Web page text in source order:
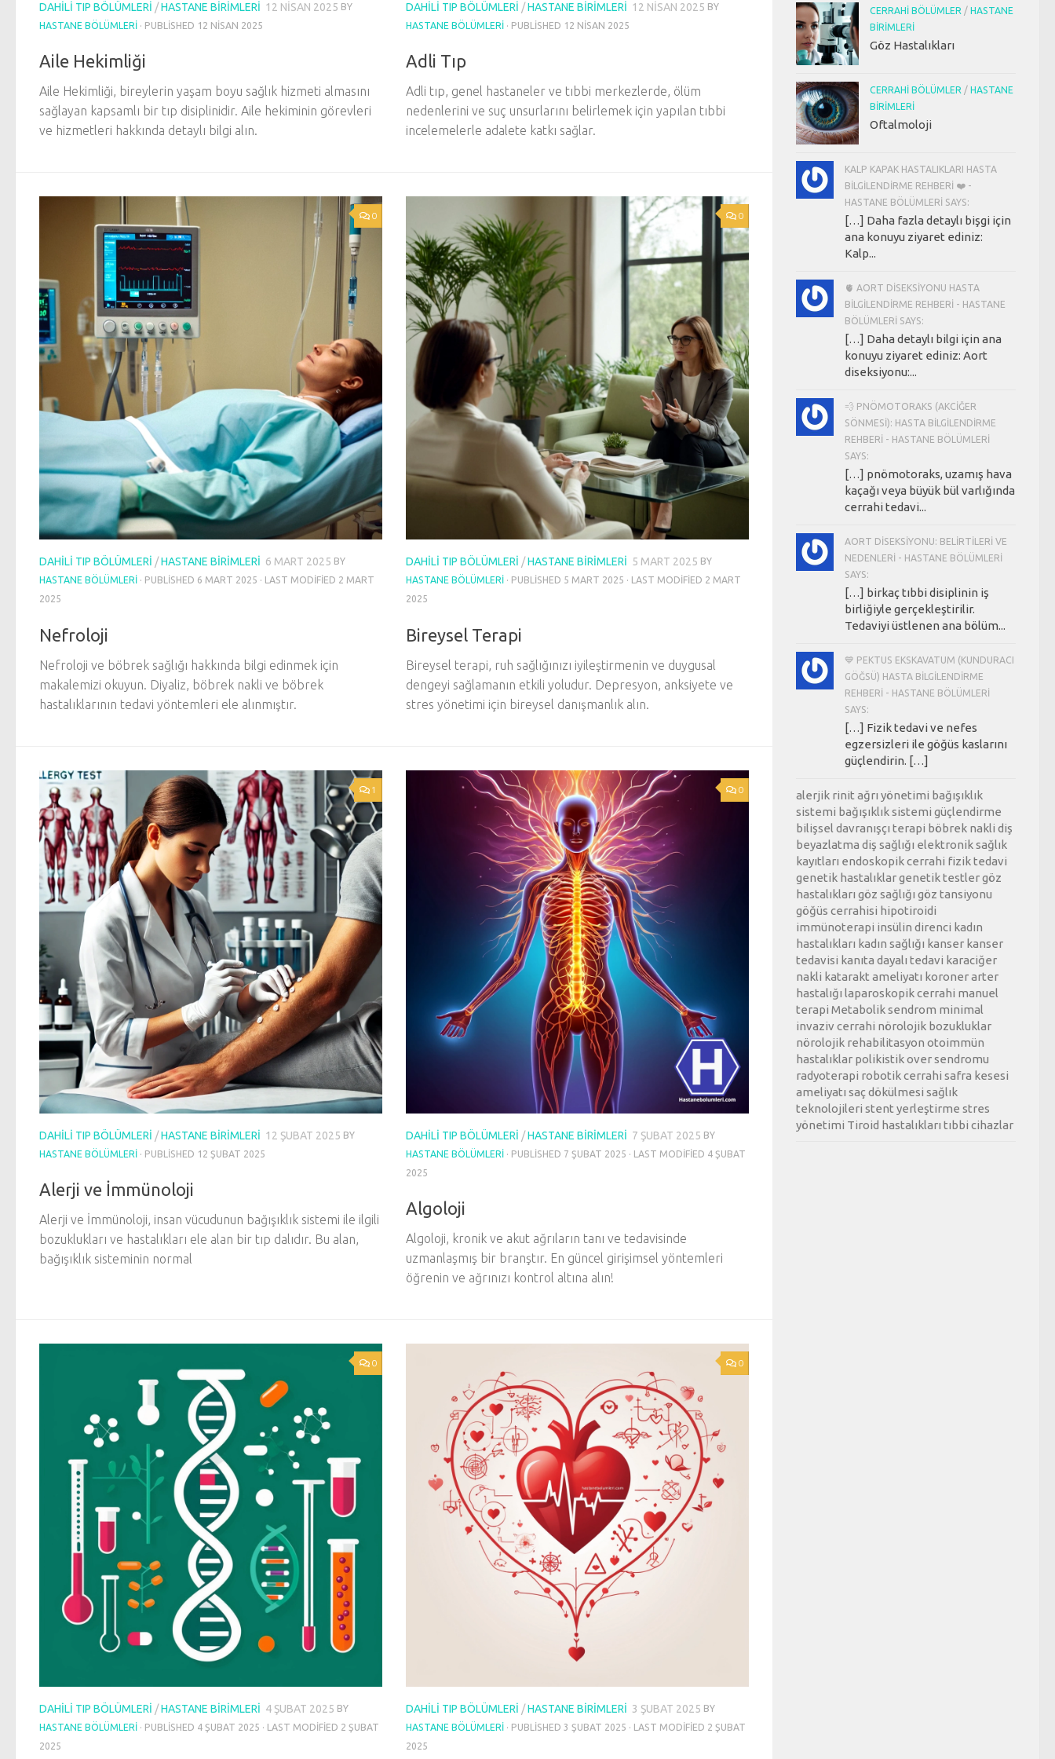
DAHILI TIP BÖLÜMLERI /HASTANE BIRIMLERI 12 NISAN 2025 BY
HASTANE BÖLÜMLERI · PUBLISHED 12 NISAN 2025
Aile Hekimliği
Aile Hekimliği, bireylerin yaşam boyu sağlık hizmeti almasını
sağlayan kapsamlı bir tıp disiplinidir. Aile hekiminin görevleri
ve hizmetleri hakkında detaylı bilgi alın.
DAHILI TIP BÖLÜMLERI /HASTANE BIRIMLERI 12 NISAN 2025 BY
HASTANE BÖLÜMLERI · PUBLISHED 12 NISAN 2025
Adli Tıp
Adli tıp, genel hastaneler ve tıbbi merkezlerde, ölüm
nedenlerini ve suç unsurlarını belirlemek için yapılan tıbbi
incelemelerle adalete katkı sağlar.
0
DAHILI TIP BÖLÜMLERI /HASTANE BIRIMLERI 6 MART 2025 BY
HASTANE BÖLÜMLERI · PUBLISHED 6 MART 2025 · LAST MODIFIED 2 MART
2025
Nefroloji
Nefroloji ve böbrek sağlığı hakkında bilgi edinmek için
makalemizi okuyun. Diyaliz, böbrek nakli ve böbrek
hastalıklarının tedavi yöntemleri ele alınmıştır.
0
DAHILI TIP BÖLÜMLERI /HASTANE BIRIMLERI 5 MART 2025 BY
HASTANE BÖLÜMLERI · PUBLISHED 5 MART 2025 · LAST MODIFIED 2 MART
2025
Bireysel Terapi
Bireysel terapi, ruh sağlığınızı iyileştirmenin ve duygusal
dengeyi sağlamanın etkili yoludur. Depresyon, anksiyete ve
stres yönetimi için bireysel danışmanlık alın.
1
DAHILI TIP BÖLÜMLERI /HASTANE BIRIMLERI 12 ŞUBAT 2025 BY
HASTANE BÖLÜMLERI · PUBLISHED 12 ŞUBAT 2025
Alerji ve İmmünoloji
Alerji ve İmmünoloji, insan vücudunun bağışıklık sistemi ile ilgili
bozuklukları ve hastalıkları ele alan bir tıp dalıdır. Bu alan,
bağışıklık sisteminin normal
0
DAHILI TIP BÖLÜMLERI /HASTANE BIRIMLERI 7 ŞUBAT 2025 BY
HASTANE BÖLÜMLERI · PUBLISHED 7 ŞUBAT 2025 · LAST MODIFIED 4 ŞUBAT
2025
Algoloji
Algoloji, kronik ve akut ağrıların tanı ve tedavisinde
uzmanlaşmış bir branştır. En güncel girişimsel yöntemleri
öğrenin ve ağrınızı kontrol altına alın!
0
DAHILI TIP BÖLÜMLERI /HASTANE BIRIMLERI 4 ŞUBAT 2025 BY
HASTANE BÖLÜMLERI · PUBLISHED 4 ŞUBAT 2025 · LAST MODIFIED 2 ŞUBAT
2025
0
DAHILI TIP BÖLÜMLERI /HASTANE BIRIMLERI 3 ŞUBAT 2025 BY
HASTANE BÖLÜMLERI · PUBLISHED 3 ŞUBAT 2025 · LAST MODIFIED 2 ŞUBAT
2025
CERRAHI BÖLÜMLER / HASTANE
BIRIMLERI
Göz Hastalıkları
CERRAHI BÖLÜMLER / HASTANE
BIRIMLERI
Oftalmoloji
KALP KAPAK HASTALIKLARI HASTA
BILGILENDIRME REHBERI ❤️ -
HASTANE BÖLÜMLERI SAYS:
[…] Daha fazla detaylı bişgi için
ana konuyu ziyaret ediniz:
Kalp...
🫀 AORT DISEKSIYONU HASTA
BILGILENDIRME REHBERI - HASTANE
BÖLÜMLERI SAYS:
[…] Daha detaylı bilgi için ana
konuyu ziyaret ediniz: Aort
diseksiyonu:...
💨 PNÖMOTORAKS (AKCIĞER
SÖNMESI): HASTA BILGILENDIRME
REHBERI - HASTANE BÖLÜMLERI
SAYS:
[…] pnömotoraks, uzamış hava
kaçağı veya büyük bül varlığında
cerrahi tedavi...
AORT DISEKSIYONU: BELIRTILERI VE
NEDENLERI - HASTANE BÖLÜMLERI
SAYS:
[…] birkaç tıbbi disiplinin iş
birliğiyle gerçekleştirilir.
Tedaviyi üstlenen ana bölüm...
💙 PEKTUS EKSKAVATUM (KUNDURACI
GÖĞSÜ) HASTA BILGILENDIRME
REHBERI - HASTANE BÖLÜMLERI
SAYS:
[…] Fizik tedavi ve nefes
egzersizleri ile göğüs kaslarını
güçlendirin. […]
alerjik rinit ağrı yönetimi bağışıklık
sistemi bağışıklık sistemi güçlendirme
bilişsel davranışçı terapi böbrek nakli diş
beyazlatma diş sağlığı elektronik sağlık
kayıtları endoskopik cerrahi fizik tedavi
genetik hastalıklargenetik testlergöz
hastalıkları göz sağlığı göz tansiyonu
göğüs cerrahisi hipotiroidi
immünoterapi insülin direnci kadın
hastalıkları kadın sağlığı kanser kanser
tedavisi kanıta dayalı tedavi karaciğer
nakli katarakt ameliyatı koroner arter
hastalığı laparoskopik cerrahi manuel
terapi Metabolik sendrom minimal
invaziv cerrahi nörolojik bozukluklar
nörolojik rehabilitasyon otoimmün
hastalıklar polikistik over sendromu
radyoterapi robotik cerrahi safra kesesi
ameliyatı saç dökülmesi sağlık
teknolojileri stent yerleştirme stres
yönetimi Tiroid hastalıkları tıbbi cihazlar